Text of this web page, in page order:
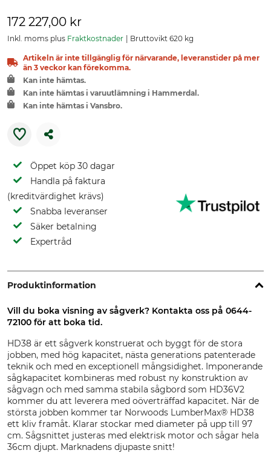
172 227,00 kr
Inkl. moms plus Fraktkostnader Bruttovikt 620 kg
Artikeln är inte tillgänglig för närvarande, leveranstider på mer
än 3 veckor kan förekomma.
Kan inte hämtas.
Kan inte hämtas i varuutlämning i Hammerdal.
Kan inte hämtas i Vansbro.
Öppet köp 30 dagar
Handla på faktura
(kreditvärdighet krävs)
Snabba leveranser
Säker betalning
Expertråd
Produktinformation
Vill du boka visning av sågverk? Kontakta oss på 0644-
72100 för att boka tid.
HD38 är ett sågverk konstruerat och byggt för de stora
jobben, med hög kapacitet, nästa generations patenterade
teknik och med en exceptionell mångsidighet. Imponerande
sågkapacitet kombineras med robust ny konstruktion av
sågvagn och med samma stabila sågbord som HD36V2
kommer du att leverera med oöverträffad kapacitet. När de
största jobben kommer tar Norwoods LumberMax® HD38
ett kliv framåt. Klarar stockar med diameter på upp till 97
cm. Sågsnittet justeras med elektrisk motor och sågar hela
36cm djupt. Marknadens djupaste snitt!